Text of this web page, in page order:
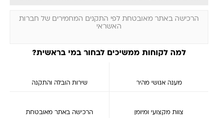
הרכישה באתר מאובטחת לפי התקנים המחמירים של חברות
האשראי
למה לקוחות ממשיכים לבחור במי בראשית?
מענה אנושי מהיר שירות הובלה והתקנה
צוות מקצועי ומיומן הרכישה באתר מאובטחת